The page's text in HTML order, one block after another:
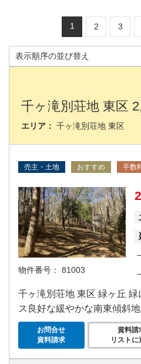
1 2 3
千ヶ滝別荘地 東区
エリア： 千ヶ滝別荘地 東区
売主・土地 おすすめ 手数
物件番号： 81003
－
－
千ヶ滝別荘地 東区 緑ヶ丘
ス良好な緩やかな南東傾斜地
お問合せ
資料請求
資料請
リストに